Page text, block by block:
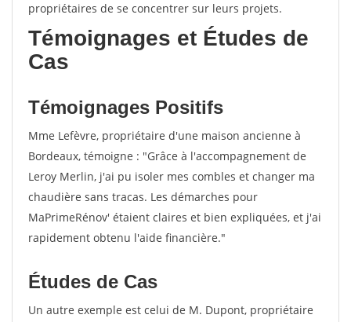
propriétaires de se concentrer sur leurs projets.
Témoignages et Études de
Cas
Témoignages Positifs
Mme Lefèvre, propriétaire d'une maison ancienne à
Bordeaux, témoigne : "Grâce à l'accompagnement de
Leroy Merlin, j'ai pu isoler mes combles et changer ma
chaudière sans tracas. Les démarches pour
MaPrimeRénov' étaient claires et bien expliquées, et j'ai
rapidement obtenu l'aide financière."
Études de Cas
Un autre exemple est celui de M. Dupont, propriétaire